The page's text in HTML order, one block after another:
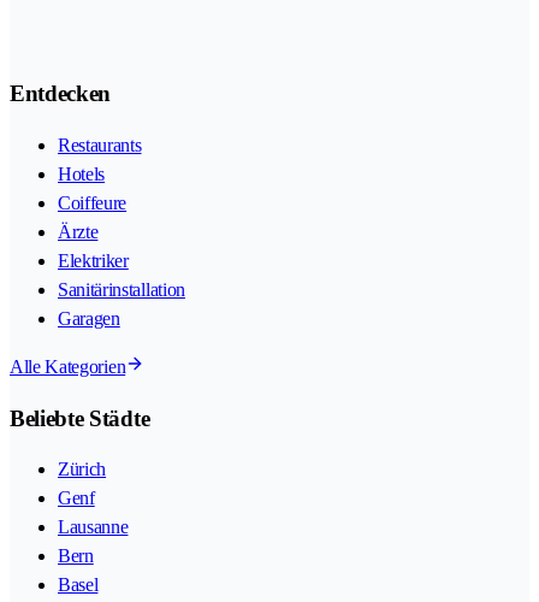
Entdecken
Restaurants
Hotels
Coiffeure
Ärzte
Elektriker
Sanitärinstallation
Garagen
Alle Kategorien
Beliebte Städte
Zürich
Genf
Lausanne
Bern
Basel